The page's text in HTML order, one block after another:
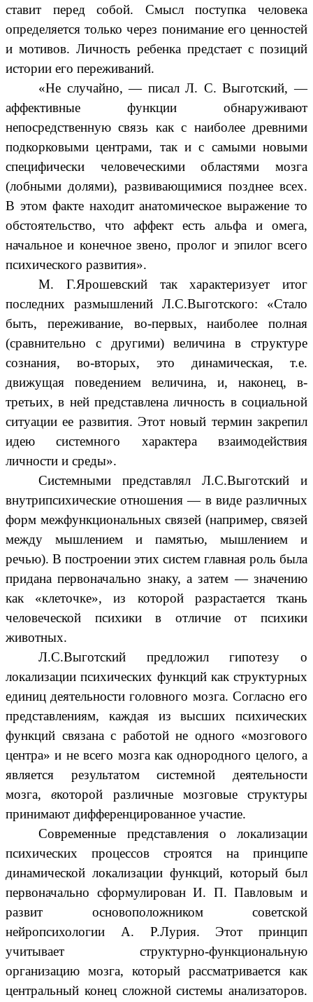
ставит перед собой. Смысл поступка человека
определяется только через понимание его ценностей
и мотивов. Личность ребенка предстает с позиций
истории его переживаний.
«Не случайно, — писал Л. С. Выготский, —
аффективные функции обнаруживают
непосредственную связь как с наиболее древними
подкорковыми центрами, так и с самыми новыми
специфически человеческими областями мозга
(лобными долями), развивающимися позднее всех.
В этом факте находит анатомическое выражение то
обстоятельство, что аффект есть альфа и омега,
начальное и конечное звено, пролог и эпилог всего
психического развития».
М. Г.Ярошевский так характеризует итог
последних размышлений Л.С.Выготского: «Стало
быть, переживание, во-первых, наиболее полная
(сравнительно с другими) величина в структуре
сознания, во-вторых, это динамическая, т.е.
движущая поведением величина, и, наконец, в-
третьих, в ней представлена личность в социальной
ситуации ее развития. Этот новый термин закрепил
идею системного характера взаимодействия
личности и среды».
Системными представлял Л.С.Выготский и
внутрипсихические отношения — в виде различных
форм межфункциональных связей (например, связей
между мышлением и памятью, мышлением и
речью). В построении этих систем главная роль была
придана первоначально знаку, а затем — значению
как «клеточке», из которой разрастается ткань
человеческой психики в отличие от психики
животных.
Л.С.Выготский предложил гипотезу о
локализации психических функций как структурных
единиц деятельности головного мозга. Согласно его
представлениям, каждая из высших психических
функций связана с работой не одного «мозгового
центра» и не всего мозга как однородного целого, а
является результатом системной деятельности
мозга, вкоторой различные мозговые структуры
принимают дифференцированное участие.
Современные представления о локализации
психических процессов строятся на принципе
динамической локализации функций, который был
первоначально сформулирован И. П. Павловым и
развит основоположником советской
нейропсихологии А. Р.Лурия. Этот принцип
учитывает структурно-функциональную
организацию мозга, который рассматривается как
центральный конец сложной системы анализаторов.